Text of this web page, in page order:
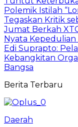
Polemik Istilah
Tegaskan Kritik
Jumat Berkah
Nyata Kepedulian
Edi Suprapto:
Kebangkitan
Bangsa
Berita Terbaru
Daerah